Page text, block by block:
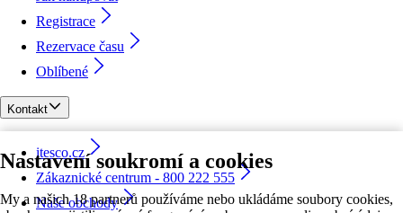
Nastavení soukromí a cookies
My a našich 18 partnerů používáme nebo ukládáme soubory cookies,
Registrace
Rezervace času
Oblíbené
Kontakt
itesco.cz
Zákaznické centrum - 800 222 555
Naše obchody